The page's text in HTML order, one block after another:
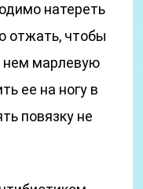
натереть
отжать, чтобы
нем марлевую
ее на ногу в
повязку не